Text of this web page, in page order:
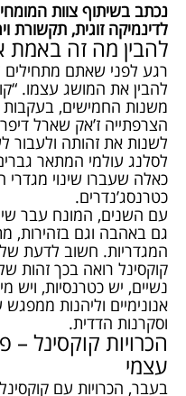
נכתב בשיתוף צוות
לדינמיקה זוגית, תקשורת
להבין מה זה באמת
רגע לפני שאתם מתחילים
להבין את המושג עצמו.
משנות החמישים,
הצרפתייה ז’אק שארל
לשנות את זהותה ולעבור
לסלנג עולמי המתאר
כאלה שעברו שינוי מגדרי
כטרנסג’נדרים.
עם השנים, המונח עבר
גם באהבה וגם בזהירות,
המגדריות. חשוב לדעת
קוקסינל רואה בכך זהות
נשיים, יש כטרנסיות, ויש
אנונימיים וליהנות
וסקרנות הדדית.
הכרויות קוקסינל –
עצמי
בעבר, הכרויות עם